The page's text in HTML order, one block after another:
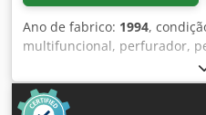
Ano de fabrico: 1994,
multifuncional, perfurador,
pneumático -Item nº: 296
mm -Peso: 170kg